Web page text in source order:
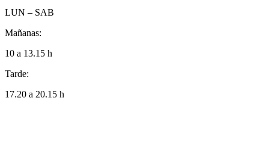
LUN – SAB
Mañanas:
10 a 13.15 h
Tarde:
17.20 a 20.15 h